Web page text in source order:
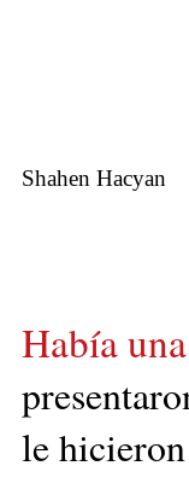
Shahen Hacyan
Había
le